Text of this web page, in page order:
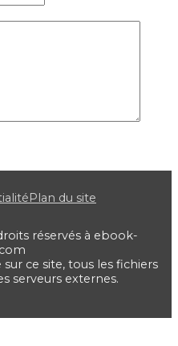
Plan du site
réservés à ebook-
ce site, tous les fichiers
serveurs externes.